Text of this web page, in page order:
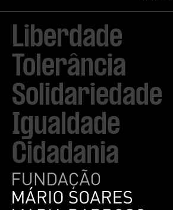
Liberdade
Tolerância
Solidariedade
Igualdade
Cidadania